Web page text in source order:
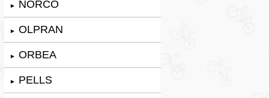
► NORCO
► OLPRAN
► ORBEA
► PELLS